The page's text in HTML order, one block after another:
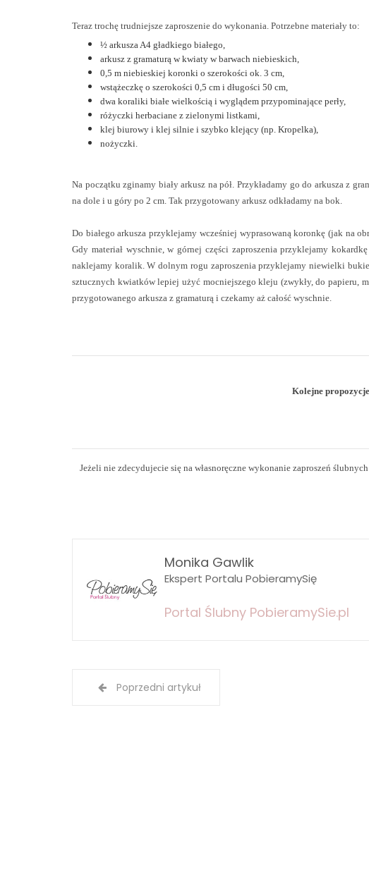
Teraz trochę trudniejsze zaproszenie do wykonania. Potrzebne materiały to:
½ arkusza A4 gładkiego białego,
arkusz z gramaturą w kwiaty w barwach niebieskich,
0,5 m niebieskiej koronki o szerokości ok. 3 cm,
wstążeczkę o szerokości 0,5 cm i długości 50 cm,
dwa koraliki białe wielkością i wyglądem przypominające perły,
różyczki herbaciane z zielonymi listkami,
klej biurowy i klej silnie i szybko klejący (np. Kropelka),
nożyczki.
Na początku zginamy biały arkusz na pół. Przykładamy go do arkusza z
na dole i u góry po 2 cm. Tak przygotowany arkusz odkładamy na bok.
Do białego arkusza przyklejamy wcześniej wyprasowaną koronkę (jak na
Gdy materiał wyschnie, w górnej części zaproszenia przyklejamy
naklejamy koralik. W dolnym rogu zaproszenia przyklejamy niewielki
sztucznych kwiatków lepiej użyć mocniejszego kleju (zwykły, do papieru,
przygotowanego arkusza z gramaturą i czekamy aż całość wyschnie.
Kolejne
Jeżeli nie zdecydujecie się na własnoręczne wykonanie zaproszeń
Monika Gawlik
Ekspert Portalu PobieramySię
Portal Ślubny PobieramySie.pl
Poprzedni artykuł